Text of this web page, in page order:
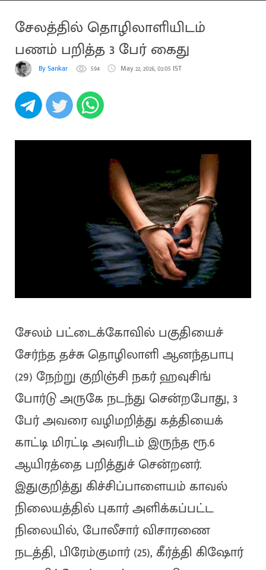
சேலத்தில் தொழிலாளியிடம்
பணம் பறித்த 3 பேர் கைது
By Sankar 594 May 22, 2026, 02:05 IST
சேலம் பட்டைக்கோவில் பகுதியைச்
சேர்ந்த தச்சு தொழிலாளி ஆனந்தபாபு
(29) நேற்று குறிஞ்சி நகர் ஹவுசிங்
போர்டு அருகே நடந்து சென்றபோது, 3
பேர் அவரை வழிமறித்து கத்தியைக்
காட்டி மிரட்டி அவரிடம் இருந்த ரூ.6
ஆயிரத்தை பறித்துச் சென்றனர்.
இதுகுறித்து கிச்சிப்பாளையம் காவல்
நிலையத்தில் புகார் அளிக்கப்பட்ட
நிலையில், போலீசார் விசாரணை
நடத்தி, பிரேம்குமார் (25), கீர்த்தி கிஷோர்